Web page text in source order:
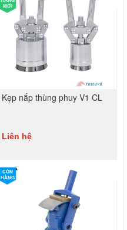
MỚI
Kẹp nắp thùng phuy V1 CL
Liên hệ
CÒN
HÀNG